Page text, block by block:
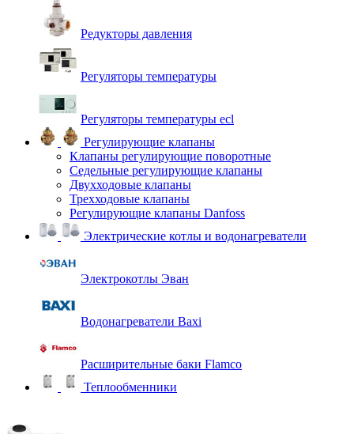
Редукторы давления
Регуляторы температуры
Регуляторы температуры ecl
Регулирующие клапаны
Клапаны регулирующие поворотные
Седельные регулирующие клапаны
Двухходовые клапаны
Трехходовые клапаны
Регулирующие клапаны Danfoss
Электрические котлы и водонагреватели
Электрокотлы Эван
Водонагреватели Baxi
Расширительные баки Flamco
Теплообменники